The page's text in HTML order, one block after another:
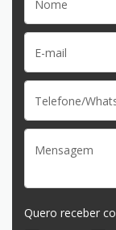
Quero receber